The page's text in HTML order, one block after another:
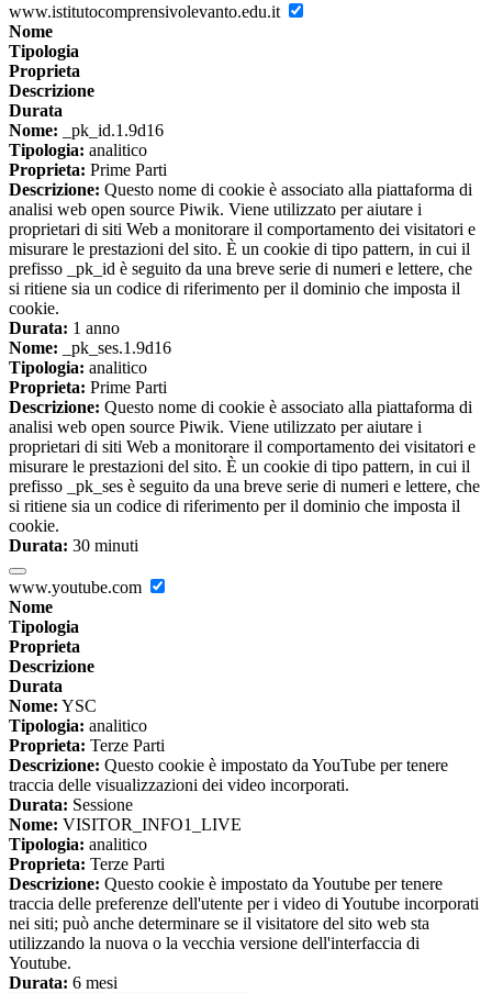
www.istitutocomprensivolevanto.edu.it
Nome
Tipologia
Proprieta
Descrizione
Durata
Nome: _pk_id.1.9d16
Tipologia: analitico
Proprieta: Prime Parti
Descrizione: Questo nome di cookie è associato alla piattaforma di
analisi web open source Piwik. Viene utilizzato per aiutare i
proprietari di siti Web a monitorare il comportamento dei visitatori e
misurare le prestazioni del sito. È un cookie di tipo pattern, in cui il
prefisso _pk_id è seguito da una breve serie di numeri e lettere, che
si ritiene sia un codice di riferimento per il dominio che imposta il
cookie.
Durata: 1 anno
Nome: _pk_ses.1.9d16
Tipologia: analitico
Proprieta: Prime Parti
Descrizione: Questo nome di cookie è associato alla piattaforma di
analisi web open source Piwik. Viene utilizzato per aiutare i
proprietari di siti Web a monitorare il comportamento dei visitatori e
misurare le prestazioni del sito. È un cookie di tipo pattern, in cui il
prefisso _pk_ses è seguito da una breve serie di numeri e lettere, che
si ritiene sia un codice di riferimento per il dominio che imposta il
cookie.
Durata: 30 minuti
www.youtube.com
Nome
Tipologia
Proprieta
Descrizione
Durata
Nome: YSC
Tipologia: analitico
Proprieta: Terze Parti
Descrizione: Questo cookie è impostato da YouTube per tenere
traccia delle visualizzazioni dei video incorporati.
Durata: Sessione
Nome: VISITOR_INFO1_LIVE
Tipologia: analitico
Proprieta: Terze Parti
Descrizione: Questo cookie è impostato da Youtube per tenere
traccia delle preferenze dell'utente per i video di Youtube incorporati
nei siti; può anche determinare se il visitatore del sito web sta
utilizzando la nuova o la vecchia versione dell'interfaccia di
Youtube.
Durata: 6 mesi